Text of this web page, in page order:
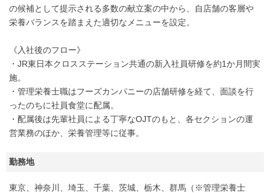
の候補として提示される多数の献立案の中から、自店舗の客層や
栄養バランスを踏まえた適切なメニューを設定。
《入社後のフロー》
・JR東日本クロスステーション共通の新入社員研修を約1か月間実
施。
・管理栄養士職はフーズカンパニーの店舗研修を経て、面談を行
ったのちに社員食堂に配属。
・配属後は先輩社員による丁寧なOJTのもと、各セクションの運
営業務のほか、栄養管理等に従事。
勤務地
東京、神奈川、埼玉、千葉、茨城、栃木、群馬（※管理栄養士